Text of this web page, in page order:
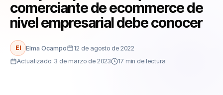
comerciante de ecommerce de
nivel empresarial debe conocer
El Elma Ocampo
12 de agosto de 2022
Actualizado: 3 de marzo de 2023
17 min de lectura